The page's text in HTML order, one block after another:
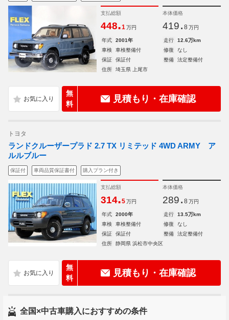
支払総額
448.1 万円
本体価格
419. 8 万円
年式 2001年 走行
12.6万km
車検
車検整備付 修復
なし
保証
保証付 整備
法定整備付
住所
埼玉県 上尾市
無
料
見積もり・在庫確認
トヨタ
ランドクルーザープラド 2.7 TX リミテッド 4WD ARMY ア
ルルブルー
保証付 車両品質保証書付 購入プラン付き
支払総額
314.5 万円
本体価格
289. 8 万円
年式 2000年 走行
13.5万km
車検
車検整備付 修復
なし
保証
保証付 整備
法定整備付
住所
静岡県 浜松市中央区
無
料
見積もり・在庫確認
全国×中古車購入におすすめの条件